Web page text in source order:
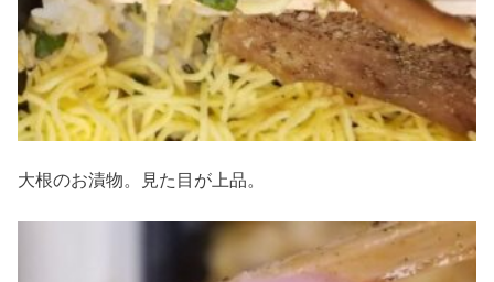
大根のお漬物。見た目が上品。